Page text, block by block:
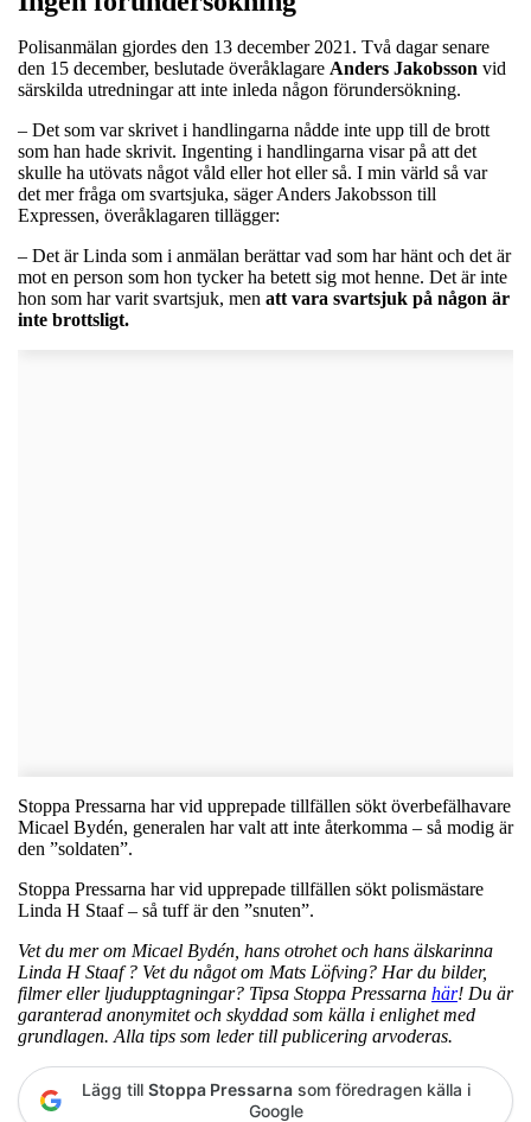
Polisanmälan gjordes den 13 december 2021. Två dagar senare
den 15 december, beslutade överåklagare Anders Jakobsson vid
särskilda utredningar att inte inleda någon förundersökning.
– Det som var skrivet i handlingarna nådde inte upp till de brott
som han hade skrivit. Ingenting i handlingarna visar på att det
skulle ha utövats något våld eller hot eller så. I min värld så var
det mer fråga om svartsjuka, säger Anders Jakobsson till
Expressen, överåklagaren tillägger:
– Det är Linda som i anmälan berättar vad som har hänt och det är
mot en person som hon tycker ha betett sig mot henne. Det är inte
hon som har varit svartsjuk, men att vara svartsjuk på någon är
inte brottsligt.
Stoppa Pressarna har vid upprepade tillfällen sökt överbefälhavare
Micael Bydén, generalen har valt att inte återkomma – så modig är
den ”soldaten”.
Stoppa Pressarna har vid upprepade tillfällen sökt polismästare
Linda H Staaf – så tuff är den ”snuten”.
Vet du mer om Micael Bydén, hans otrohet och hans älskarinna
Linda H Staaf ? Vet du något om Mats Löfving? Har du bilder,
filmer eller ljudupptagningar? Tipsa Stoppa Pressarna här! Du är
garanterad anonymitet och skyddad som källa i enlighet med
grundlagen. Alla tips som leder till publicering arvoderas.
Lägg till Stoppa Pressarna som föredragen källa i
Google